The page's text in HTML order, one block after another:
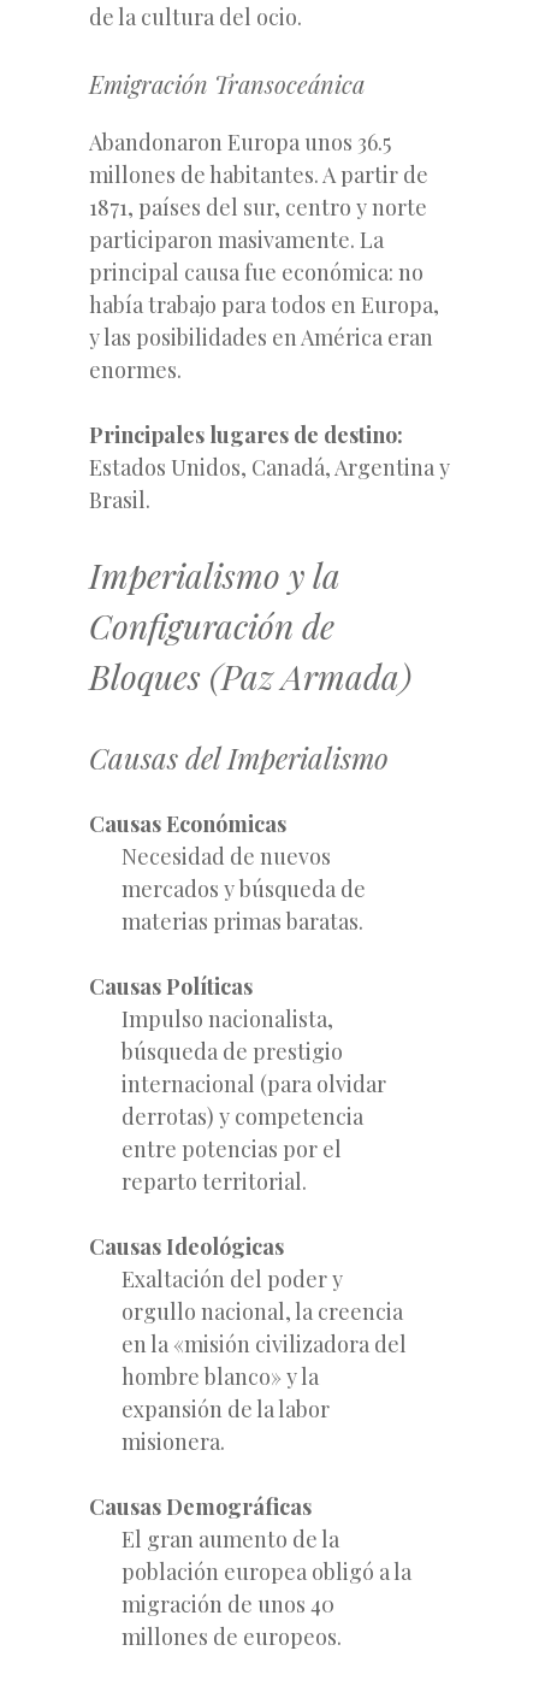
de la cultura del ocio.
Emigración Transoceánica
Abandonaron Europa unos 36.5
millones de habitantes. A partir de
1871, países del sur, centro y norte
participaron masivamente. La
principal causa fue económica: no
había trabajo para todos en Europa,
y las posibilidades en América eran
enormes.
Principales lugares de destino:
Estados Unidos, Canadá, Argentina y
Brasil.
Imperialismo y la
Configuración de
Bloques (Paz Armada)
Causas del Imperialismo
Causas Económicas
Necesidad de nuevos
mercados y búsqueda de
materias primas baratas.
Causas Políticas
Impulso nacionalista,
búsqueda de prestigio
internacional (para olvidar
derrotas) y competencia
entre potencias por el
reparto territorial.
Causas Ideológicas
Exaltación del poder y
orgullo nacional, la creencia
en la «misión civilizadora del
hombre blanco» y la
expansión de la labor
misionera.
Causas Demográficas
El gran aumento de la
población europea obligó a la
migración de unos 40
millones de europeos.